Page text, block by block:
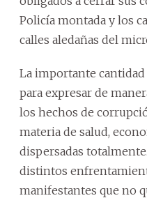
Policía montada y los
calles aledañas del
La importante
para expresar de
los hechos de
materia de salud,
dispersadas
distintos
manifestantes que no